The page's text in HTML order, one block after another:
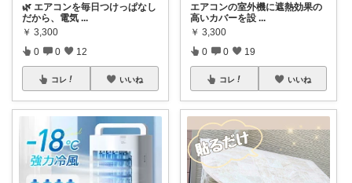
🌿 エアコンを毎日つけっぱなし
だから、電気 ...
￥ 3,300
0 0 12
コレ いいね
エアコンの室外機に遮熱効果の
高いカバーを設 ...
￥ 3,300
0 0 19
コレ いいね